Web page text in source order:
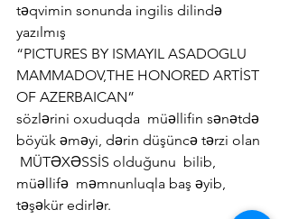
təqvimin sonunda ingilis dilində
yazılmış
“PICTURES BY ISMAYIL ASADOGLU
MAMMADOV,THE HONORED ARTİST
OF AZERBAICAN”
sözlərini oxuduqda  müəllifin sənətdə
böyük əməyi, dərin düşüncə tərzi olan
MÜTƏXƏSSİS olduğunu  bilib,
müəllifə  məmnunluqla baş əyib,
təşəkür edirlər.